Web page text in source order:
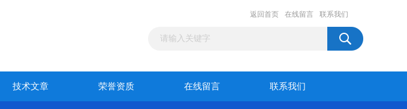
返回首页 在线留言 联系我们
技术文章 荣誉资质 在线留言 联系我们